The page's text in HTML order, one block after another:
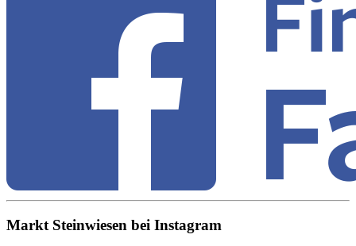
Markt Steinwiesen bei Instagram